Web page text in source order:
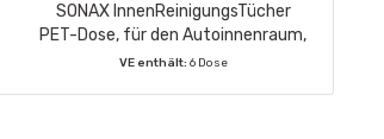
SONAX InnenReinigungsTücher
PET-Dose, für den Autoinnenraum,
25 Feuchttücher
VE enthält: 6 Dose